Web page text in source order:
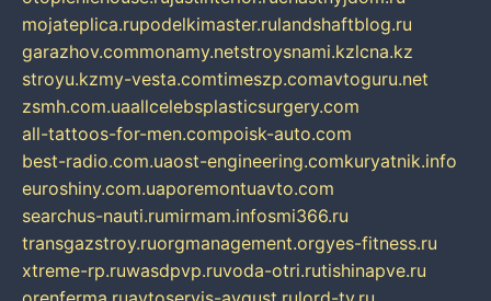
mojateplica.rupodelkimaster.rulandshaftblog.ru
garazhov.commonamy.netstroysnami.kzlcna.kz
stroyu.kzmy-vesta.comtimeszp.comavtoguru.net
zsmh.com.uaallcelebsplasticsurgery.com
all-tattoos-for-men.compoisk-auto.com
best-radio.com.uaost-engineering.comkuryatnik.info
euroshiny.com.uaporemontuavto.com
searchus-nauti.rumirmam.infosmi366.ru
transgazstroy.ruorgmanagement.orgyes-fitness.ru
xtreme-rp.ruwasdpvp.ruvoda-otri.rutishinapve.ru